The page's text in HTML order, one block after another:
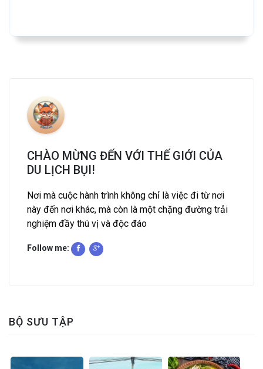
CHÀO MỪNG ĐẾN VỚI THẾ GIỚI CỦA
DU LỊCH BỤI!
Nơi mà cuộc hành trình không chỉ là việc đi từ nơi
này đến nơi khác, mà còn là một chặng đường trải
nghiệm đầy thú vị và độc đáo
Follow me:
BỘ SƯU TẬP